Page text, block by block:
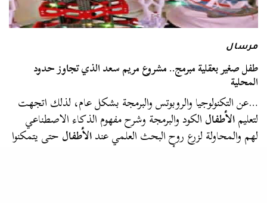
مرسال
طفل صغير بعقلية مبرمج.. مشروع مريم سعد الذي تجاوز حدود
المحلية
…عن التكنولوجيا والروبوتس والبرمجة بشكل عام، لذلك اتجهت
لتعليمالأطفالالكود والبرمجة وشرح مفهوم الذكاء الاصطناعي
لهم والمحاولة لزرع روح البحث العلمي عندالأطفالحتى يتمكنوا
على المدى المتوسط أن…